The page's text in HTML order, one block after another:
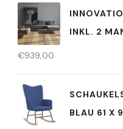
INKL. 2
€939,00
BLAU 61 X